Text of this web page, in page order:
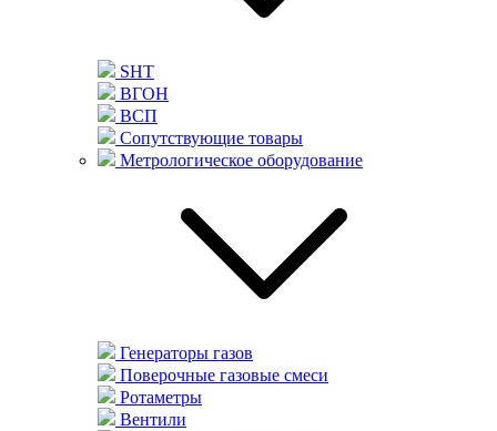
SHT
ВГОН
ВСП
Сопутствующие товары
Метрологическое оборудование
Генераторы газов
Поверочные газовые смеси
Ротаметры
Вентили